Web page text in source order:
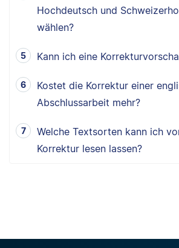
Hochdeutsch und
wählen?
Kann ich eine
Kostet die Korrektur einer
Abschlussarbeit mehr?
Welche Textsorten kann ich
Korrektur lesen lassen?